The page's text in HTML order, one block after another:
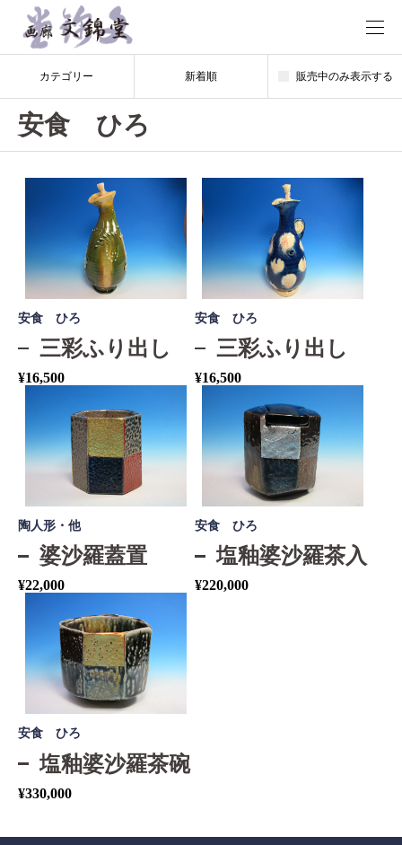
カテゴリー 新着順 販売中のみ表示する
安食 ひろ
安食 ひろ
三彩ふり出し
¥16,500
安食 ひろ
三彩ふり出し
¥16,500
陶人形・他
婆沙羅蓋置
¥22,000
安食 ひろ
塩釉婆沙羅茶入
¥220,000
安食 ひろ
塩釉婆沙羅茶碗
¥330,000